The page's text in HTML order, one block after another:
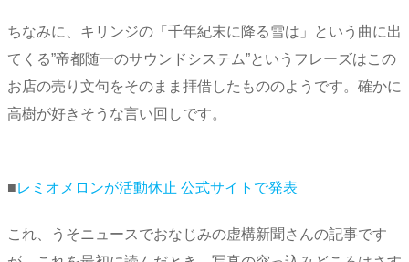
ちなみに、キリンジの「千年紀末に降る雪は」という曲に出
てくる”帝都随一のサウンドシステム”というフレーズはこの
お店の売り文句をそのまま拝借したもののようです。確かに
高樹が好きそうな言い回しです。
■レミオメロンが活動休止 公式サイトで発表
これ、うそニュースでおなじみの虚構新聞さんの記事です